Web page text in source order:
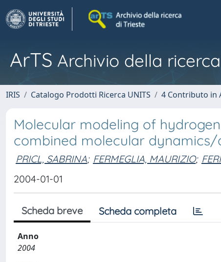
ArTS Archivio della
IRIS Catalogo Prodotti Ricerca UNITS 4 Contributo in
Molecular modeling of
combined molecular
PRICL, SABRINA; FERMEGLIA, MAURIZIO;
2004-01-01
Scheda breve Scheda completa
Anno
2004